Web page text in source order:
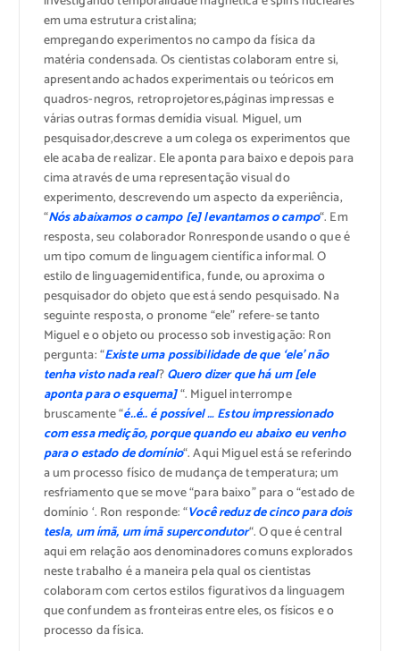
em uma estrutura cristalina;
empregandoexperimentosno campo dafísica da
matéria condensada.Os cientistascolaboram entre si,
apresentandoachados experimentaisou teóricosem
quadros-negros, retroprojetores,páginas impressas e
várias outras formas demídiavisual. Miguel, um
pesquisador,descrevea um colegaos experimentosque
eleacaba de realizar. Eleaponta para baixoe depois para
cimaatravés de umarepresentação visualdo
experimento, descrevendoum aspectoda experiência,
“Nós abaixamoso campo[e]levantamoso campo“. Em
resposta,seu colaboradorRonresponde usandoo que é
um tipo comum delinguagem científicainformal.O
estilo delinguagemidentifica,funde,ouaproximao
pesquisador doobjeto que está sendo pesquisado. Na
seguinteresposta, o pronome“ele”refere-se tanto
Miguele o objetoou processosob investigação: Ron
pergunta: “Existe umapossibilidade de que ‘ele’não
tenha visto nadareal?Quero dizer que há um[ele
aponta parao esquema]“. Miguelinterrompe
bruscamente“é..é..é possível…Estou impressionado
comessamedição, porquequando eu abaixoeu venho
para oestado de domínio“.AquiMiguelestá se referindo
aum processo físicode mudança de temperatura;um
resfriamentoque se move“para baixo”parao “estadode
domínio‘. Ron responde: “Vocêreduzde cinco para dois
tesla, um ímã, um ímãsupercondutor“.O queé central
aqui em relação aosdenominadores comunsexplorados
nestetrabalho éa maneira pela qualos cientistas
colaboram com certos estilosfigurativosda linguagem
que confundemas fronteiras entreeles, os físicos e o
processo da física.